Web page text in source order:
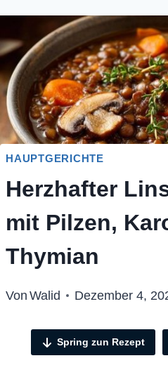
HAUPTGERICHTE
Herzhafter
mit Pilzen,
Thymian
Von Walid Dezember 4,
Spring zun Rezept